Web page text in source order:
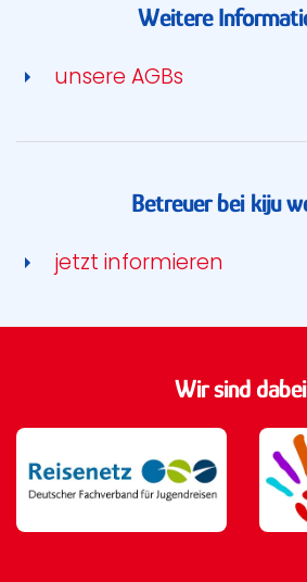
Weitere
unsere AGBs
Betreuer bei kiju
jetzt informieren
Wir sind